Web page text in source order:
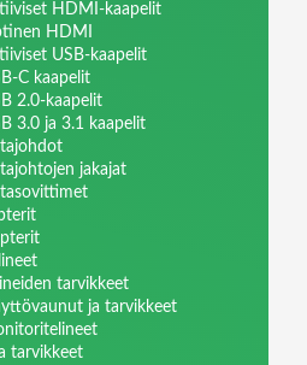
HDMI-kaapelit
HDMI
USB-kaapelit
C kaapelit
2.0-kaapelit
3.0 ja 3.1 kaapelit
jakajat
tarvikkeet
ja tarvikkeet
tarvikkeet